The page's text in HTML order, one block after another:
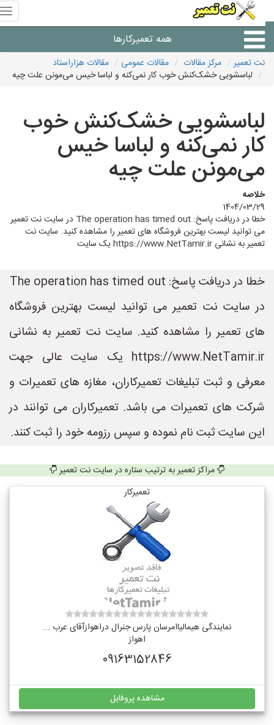
همه تعمیرکارها
شرکت های تعمیرات لوازم
نت تعمیر مرکز مقالات مقالات عمومی
مقالات هزاراستاد
لباسشویی خشک‌کنش خوب کار نمی‌کنه و لباسا خیس می‌مونن علت چیه
لباسشویی خشک‌کنش خوب
کار نمی‌کنه و لباسا خیس
می‌مونن علت چیه
خلاصه
1404/03/29
خطا در دریافت پاسخ: The operation has timed out در سایت نت تعمیر
می توانید لیست بهترین فروشگاه های تعمیر را مشاهده کنید. سایت نت
تعمیر به نشانی https://www.NetTamir.ir یک سایت
خطا در دریافت پاسخ: The operation has timed out
در سایت نت تعمیر می توانید لیست بهترین فروشگاه
های تعمیر را مشاهده کنید. سایت نت تعمیر به نشانی
https://www.NetTamir.ir یک سایت عالی جهت
معرفی و ثبت تبلیغات تعمیرکاران، مغازه های تعمیرات و
شرکت های تعمیرات می باشد. تعمیرکاران می توانند در
این سایت ثبت نام نموده و سپس رزومه خود را ثبت کنند.
مراکز تعمیر به ترتیب ستاره در سایت نت تعمیر
تعمیرکار
نمایندگی هیمالیاامرسان پارس جنرال دراهوازآقای عرب ...
اهواز
09163152846
مشاهده پروفایل